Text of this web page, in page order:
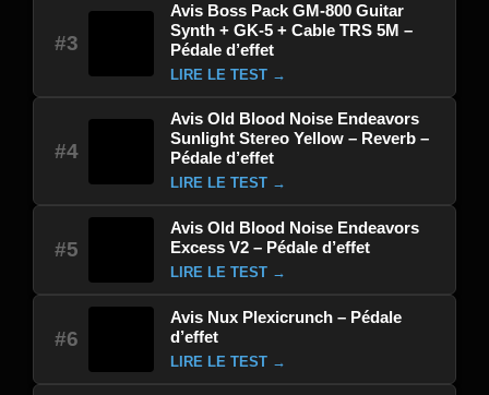
#3
Avis Boss Pack GM-800 Guitar
Synth + GK-5 + Cable TRS 5M –
Pédale d’effet
LIRE LE TEST →
#4
Avis Old Blood Noise Endeavors
Sunlight Stereo Yellow – Reverb –
Pédale d’effet
LIRE LE TEST →
#5
Avis Old Blood Noise Endeavors
Excess V2 – Pédale d’effet
LIRE LE TEST →
#6
Avis Nux Plexicrunch – Pédale
d’effet
LIRE LE TEST →